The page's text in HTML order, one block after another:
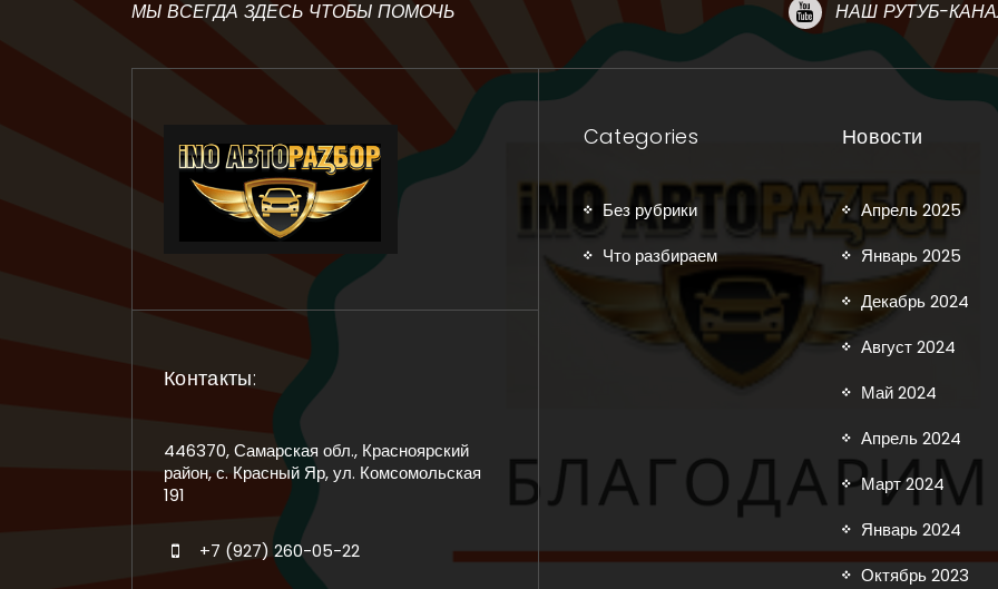
МЫ ВСЕГДА ЗДЕСЬ ЧТОБЫ ПОМОЧЬ НАШ РУТУБ-
Контакты:
446370, Самарская обл., Красноярский
район, с. Красный Яр, ул. Комсомольская
191
+7 (927) 260-05-22
Categories
Без рубрики
Что разбираем
Новости
Апрель 2025
Январь 2025
Декабрь 2024
Август 2024
Май 2024
Апрель 2024
Март 2024
Январь 2024
Октябрь 2023